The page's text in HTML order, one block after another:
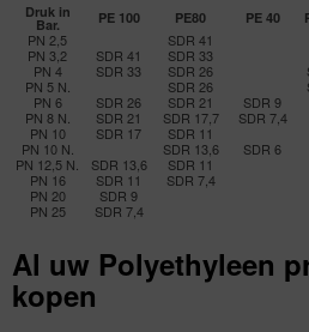
Druk in
Bar. PE 100 PE80 PE 40
PN 2,5 SDR 41
PN 3,2
SDR 41 SDR 33
PN 4
SDR 33 SDR 26
PN 5 N.
SDR 26
PN 6
SDR 26 SDR 21 SDR 9
PN 8 N.
SDR 21 SDR 17,7 SDR 7,4
PN 10
SDR 17 SDR 11
PN 10 N.
SDR 13,6 SDR 6
PN 12,5 N.
SDR 13,6
SDR 11
PN 16
SDR 11 SDR 7,4
PN 20
SDR 9
PN 25
SDR 7,4
Al uw Polyethyleen
kopen